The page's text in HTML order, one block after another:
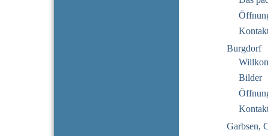
Burgdorf
Bilder
Garbsen,